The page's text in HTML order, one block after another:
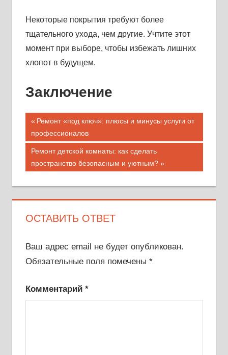
Некоторые покрытия требуют более
тщательного ухода, чем другие. Учтите этот
момент при выборе, чтобы избежать лишних
хлопот в будущем.
Заключение
Навигация
по
записям
Предыдущая
запись;
Ремонт «под ключ»: плюсы и минусы услуги от
профессионалов
Следующая
запись:
Ремонт детской комнаты: как сделать
пространство безопасным и уютным?
ОСТАВИТЬ ОТВЕТ
Ваш адрес email не будет опубликован.
Обязательные поля помечены *
Комментарий *